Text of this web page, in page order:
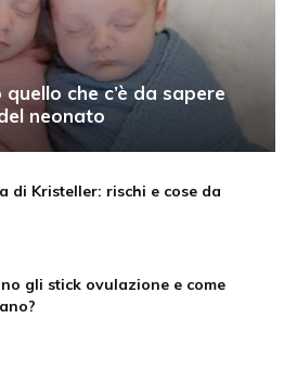
che c’è da sapere
neonato
di Kristeller: rischi e cose da
gli stick ovulazione e come